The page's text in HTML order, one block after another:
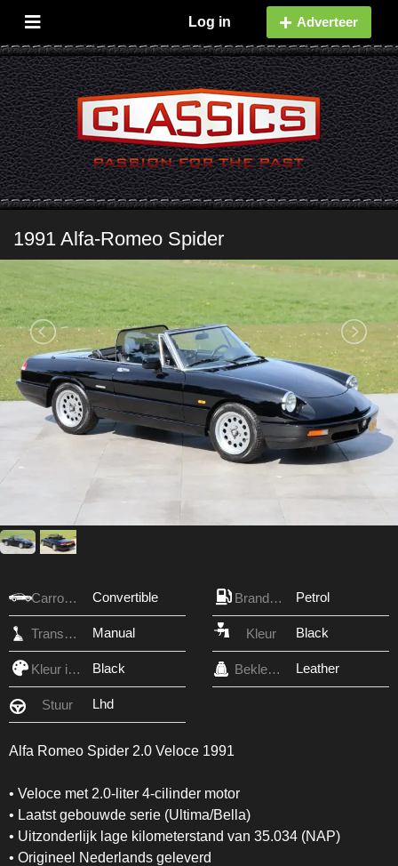
Log in Adverteer
1991 Alfa-Romeo Spider
Carrosserie Convertible Brandstof Petrol
Transmissie Manual Kleur Black
Kleur interieur Black Bekleding Leather
Stuur Lhd
Alfa Romeo Spider 2.0 Veloce 1991
• Veloce met 2.0-liter 4-cilinder motor
• Laatst gebouwde serie (Ultima/Bella)
• Uitzonderlijk lage kilometerstand van 35.034 (NAP)
• Origineel Nederlands geleverd